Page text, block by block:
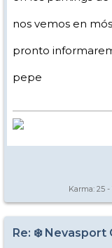
nos vemos en
pronto
pepe
Karma: 25 -
Re: ❄️ Nevasport